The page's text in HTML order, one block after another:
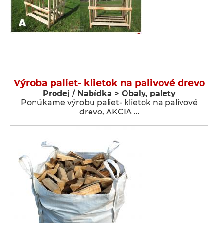
Výroba paliet- klietok na palivové drevo
Prodej / Nabídka > Obaly, palety
Ponúkame výrobu paliet- klietok na palivové
drevo, AKCIA …